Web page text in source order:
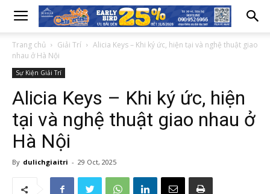
Trang chủ Giải Trí
Alicia Keys – Khi ký ức, hiện tại và nghệ thuật giao
nhau ở Hà Nội
Sự Kiện Giải Trí
Alicia Keys – Khi ký ức, hiện
tại và nghệ thuật giao nhau ở
Hà Nội
By dulichgiaitri - 29 Oct, 2025